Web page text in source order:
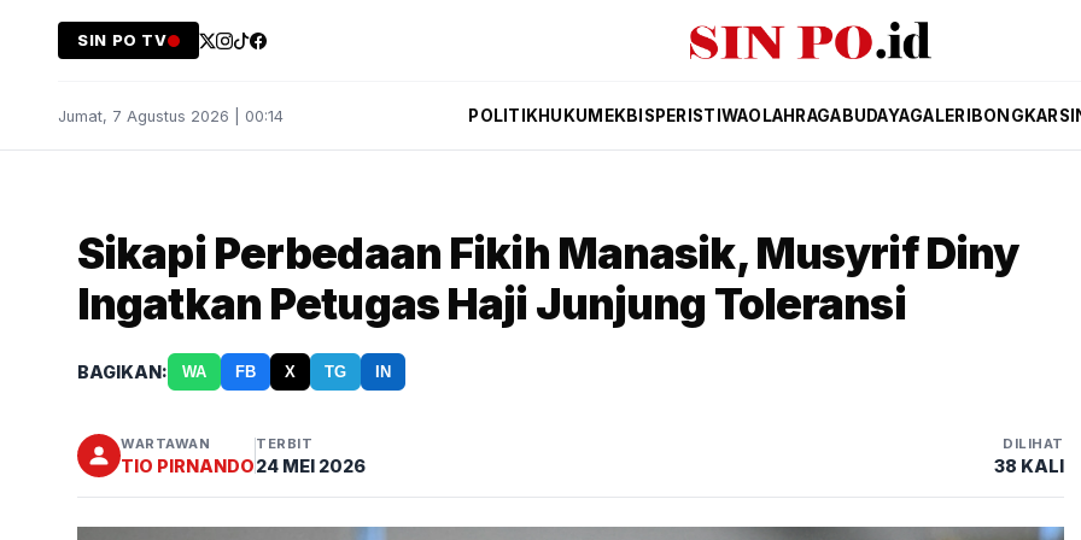
SIN PO TV
Jumat, 7 Agustus 2026 | 00:14 POLITIKHUKUM EKBIS PERISTIWAOLAHRAGA BUDAYAGALERI BONGKAR
Sikapi Perbedaan Fikih Manasik, Musyrif Diny
Ingatkan Petugas Haji Junjung Toleransi
BAGIKAN: WA FB X TG IN
WARTAWAN
TIO PIRNANDO
TERBIT
24 MEI 2026
DILIHAT
38 KALI